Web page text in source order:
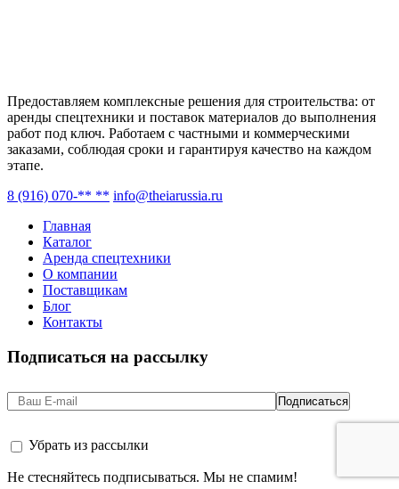
Предоставляем комплексные решения для строительства: от
аренды спецтехники и поставок материалов до выполнения
работ под ключ. Работаем с частными и коммерческими
заказами, соблюдая сроки и гарантируя качество на каждом
этапе.
8 (916) 070-** ** info@theiarussia.ru
Главная
Каталог
Аренда спецтехники
О компании
Поставщикам
Блог
Контакты
Подписаться на рассылку
Убрать из рассылки
Не стесняйтесь подписываться. Мы не спамим!